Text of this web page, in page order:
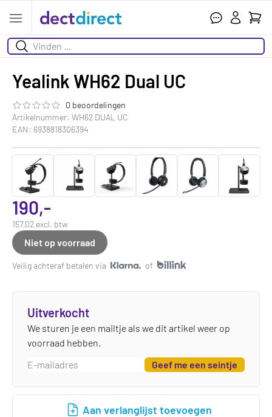
Open menu
Zoeken
Yealink WH62 Dual UC
De beoordeling van dit product is
0 beoordelingen
Artikelnummer: WH62 DUAL UC
EAN: 6938818306394
190,-
157,02 excl. btw
Niet op voorraad
Veilig achteraf betalen via of
Uitverkocht
We sturen je een mailtje als we dit artikel weer op
voorraad hebben.
Geef me een seintje
Aan verlanglijst toevoegen